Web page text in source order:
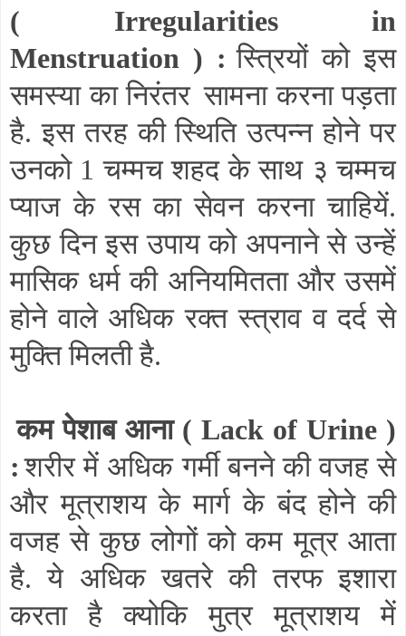
(
Irregularities in
Menstruation ) : स्त्रियों को इस
समस्या का निरंतर सामना करना पड़ता
है. इस तरह की स्थिति उत्पन्न होने पर
उनको 1 चम्मच शहद के साथ ३ चम्मच
प्याज के रस का सेवन करना चाहियें.
कुछ दिन इस उपाय को अपनाने से उन्हें
मासिक धर्म की अनियमितता और उसमें
होने वाले अधिक रक्त स्त्राव व दर्द से
मुक्ति मिलती है.
कम पेशाब आना ( Lack of Urine )
: शरीर में अधिक गर्मी बनने की वजह से
और मूत्राशय के मार्ग के बंद होने की
वजह से कुछ लोगों को कम मूत्र आता
है. ये अधिक खतरे की तरफ इशारा
करता है क्योकि मुत्र मूत्राशय में